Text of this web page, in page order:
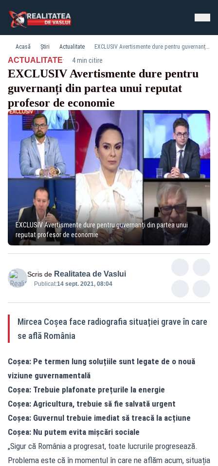
Acasă Știri Actualitate EXCLUSIV Avertismente dure pentru guvernanți din partea unui reputat profesor de economie
ACTUALITATE· 4 min citire
EXCLUSIV Avertismente dure pentru
guvernanți din partea unui reputat
profesor de economie
EXCLUSIV Avertismente dure pentru guvernanți din partea unui
reputat profesor de economie
Scris de Realitatea de Vaslui
Publicat:14 sept. 2021, 08:04
Mircea Coșea face radiografia situației grave în care
se află România
Coșea: Pe termen lung soluțiile sunt legate de o nouă
viziune guvernamentală
Coșea: Trebuie plafonate prețurile la energie
Coșea: Agricultura, trebuie să fie salvată urgent
Coșea: Guvernul trebuie imediat să treacă la acțiune
Coșea: Nu putem evita mișcări sociale
„Sigur că România a progresat, toate lucrurile progresează.
Problema este că în momentul în care ne aflăm acum, situația